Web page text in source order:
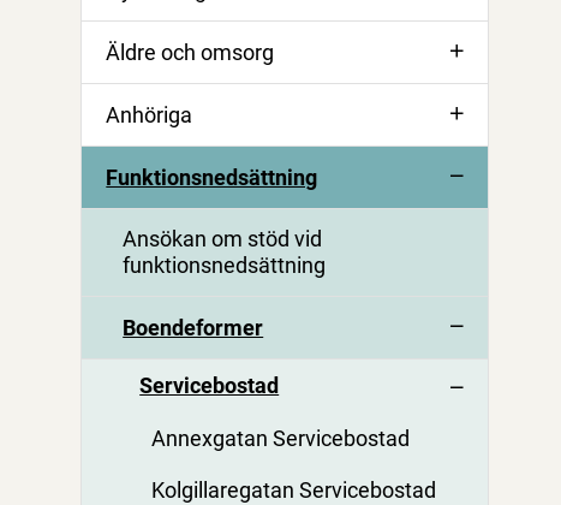
Äldre och omsorg
Anhöriga
Funktionsnedsättning
Ansökan om stöd vid
funktionsnedsättning
Boendeformer
Servicebostad
Annexgatan Servicebostad
Kolgillaregatan Servicebostad